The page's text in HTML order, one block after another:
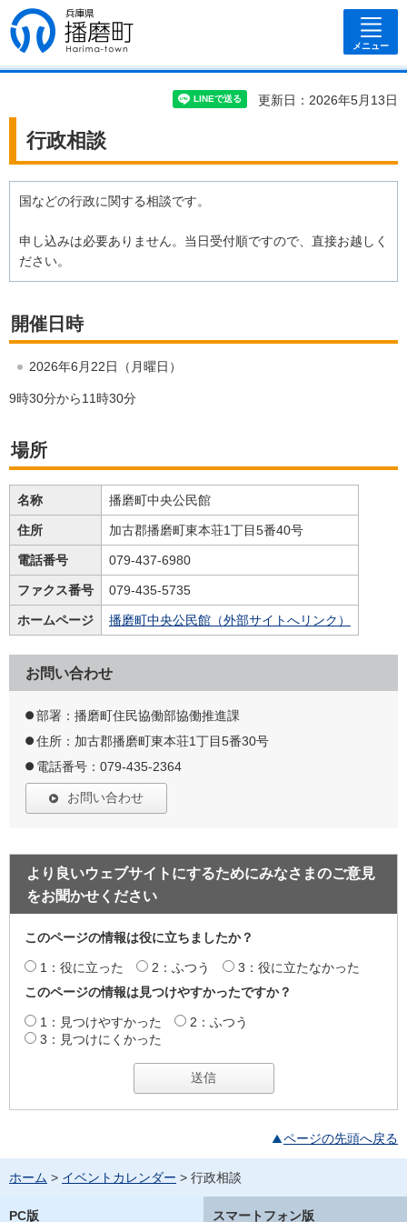
兵庫県 播磨
町
メニュー
更新日：2026年5月13日
行政相談
国などの行政に関する相談です。
申し込みは必要ありません。当日受付順ですので、直接お越しく
ださい。
開催日時
2026年6月22日（月曜日）
9時30分から11時30分
場所
名称 播磨町中央公民館
住所 加古郡播磨町東本荘1丁目5番40号
電話番号 079-437-6980
ファクス番号 079-435-5735
ホームページ 播磨町中央公民館（外部サイトへリンク）
お問い合わせ
部署：播磨町住民協働部協働推進課
住所：加古郡播磨町東本荘1丁目5番30号
電話番号：079-435-2364
お問い合わせ
より良いウェブサイトにするためにみなさまのご意見
をお聞かせください
このページの情報は役に立ちましたか？
1：役に立った 2：ふつう
3：役に立たなかった
このページの情報は見つけやすかったですか？
1：見つけやすかった
2：ふつう
3：見つけにくかった
ページの先頭へ戻る
ホーム > イベントカレンダー > 行政相談
PC版 スマートフォン版